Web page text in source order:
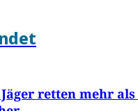
retten mehr als